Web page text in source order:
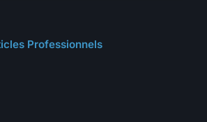
Professionnels